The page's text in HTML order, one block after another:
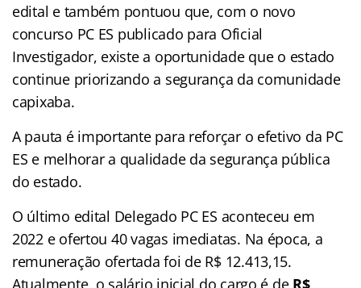
edital e também pontuou que, com o novo
concurso PC ES publicado para Oficial
Investigador, existe a oportunidade que o estado
continue priorizando a segurança da comunidade
capixaba.
A pauta é importante para reforçar o efetivo da PC
ES e melhorar a qualidade da segurança pública
do estado.
O último edital Delegado PC ES aconteceu em
2022 e ofertou 40 vagas imediatas. Na época, a
remuneração ofertada foi de R$ 12.413,15.
Atualmente, o salário inicial do cargo é de R$